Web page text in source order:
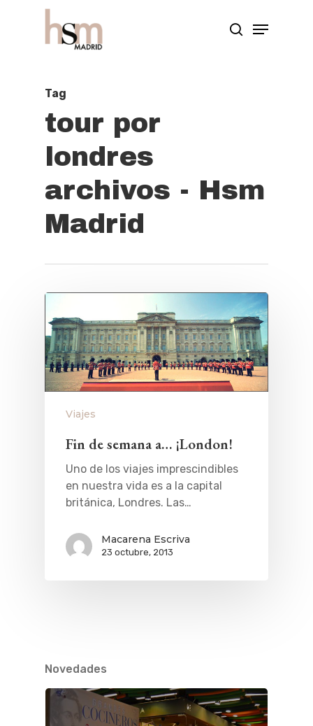
Tag
tour por
londres
archivos - Hsm
Madrid
Viajes
Fin de semana a… ¡London!
Uno de los viajes imprescindibles
en nuestra vida es a la capital
británica, Londres. Las…
Macarena Escriva
23 octubre, 2013
Novedades